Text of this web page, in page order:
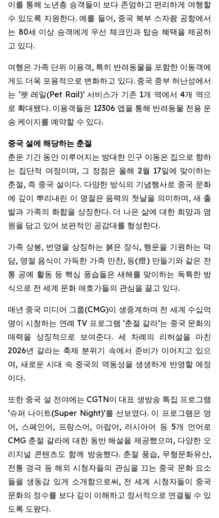
이를 통해 노년층 승객들이 보다 존엄하고 편리하게 여행할
수 있도록 지원한다. 예를 들어, 중국 북부 스자좡 공항에서
는 80세 이상 승객에게 우선 체크인과 탑승 혜택을 제공하
고 있다.
여행은 가족 단위 이용객, 특히 반려동물을 포함한 이동객에
게도 더욱 포용적으로 변화하고 있다. 중국 중부 허난성에서
는 ‘펫 레일(Pet Rail)’ 서비스가 기존 1개 역에서 4개 역으
로 확대됐다. 이용객들은 12306 앱을 통해 반려동물 전용 운
송 케이지를 예약할 수 있다.
중국 설에 해당하는 춘절
춘운 기간 동안 이루어지는 방대한 인구 이동은 집으로 향하
는 집단적 여정이며, 그 정점은 올해 2월 17일에 맞이하는
춘절, 즉 중국 설이다. 다양한 방식의 기념행사로 중국 문화
에 깊이 뿌리내린 이 명절은 음력의 첫날을 의미하며, 새 출
발과 가족의 화합을 상징한다. 더 나은 삶에 대한 희망과 염
원을 담고 있어 보편적인 공감대를 형성한다.
가족 상봉, 번영을 상징하는 붉은 장식, 행운을 기원하는 덕
담, 명절 음식이 가득한 가족 만찬, 등(燈) 만들기와 같은 전
통 공예 활동 등 핵심 풍습들은 새해를 맞이하는 독특한 방
식으로 전 세계 문화 애호가들의 관심을 끌고 있다.
매년 중국 미디어 그룹(CMG)이 생중계하며 전 세계 수십억
명이 시청하는 연례 TV 프로그램 ‘춘절 갈라’는 중국 문화의
매력을 상징적으로 보여준다. 세 차례의 리허설을 마친
2026년 갈라는 축제 분위기 속에서 준비가 이어지고 있으
며, 새로운 시대 속 중국의 역동성을 생생하게 반영할 예정
이다.
또한 중국 설 전야에는 CGTN이 대표 생방송 특집 프로그램
‘슈퍼 나이트(Super Night)’를 선보였다. 이 프로그램은 영
어, 스페인어, 프랑스어, 아랍어, 러시아어 등 5개 언어로
CMG 춘절 갈라에 대한 동반 해설을 제공했으며, 다양한 오
리지널 콘텐츠도 함께 방송했다. 춘절 풍습, 무형문화유산,
전통 경극 등 해외 시청자들의 관심을 끄는 중국 문화 요소
들을 생동감 있게 소개함으로써, 전 세계 시청자들이 중국
문화의 정수를 보다 깊이 이해하고 정서적으로 연결될 수 있
도록 도왔다.